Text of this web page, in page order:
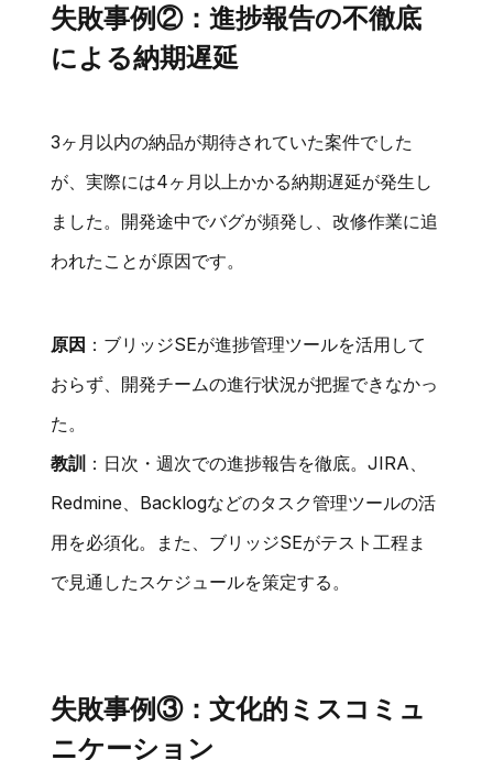
失敗事例②：進捗報告の不徹底
による納期遅延
3ヶ月以内の納品が期待されていた案件でした
が、実際には4ヶ月以上かかる納期遅延が発生し
ました。開発途中でバグが頻発し、改修作業に追
われたことが原因です。
原因 ：ブリッジSEが進捗管理ツールを活用して
おらず、開発チームの進行状況が把握できなかっ
た。
教訓 ：日次・週次での進捗報告を徹底。JIRA、
Redmine、Backlogなどのタスク管理ツールの活
用を必須化。また、ブリッジSEがテスト工程ま
で見通したスケジュールを策定する。
失敗事例③：文化的ミスコミュ
ニケーション